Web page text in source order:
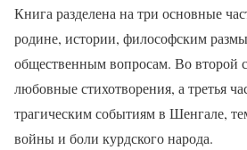
Книга разделена на три основные
родине, истории, философским
общественным вопросам. Во второй
любовные стихотворения, а третья
трагическим событиям в Шенгале,
войны и боли курдского народа.